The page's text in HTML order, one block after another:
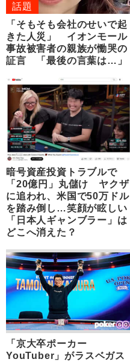
話題
「そもそも会社のせいで起
きた人災」 イオンモール
事故被害者の親族が慟哭の
証言 「最後の言葉は…」
暗号資産投資トラブルで
「20億円」丸儲け ヤクザ
に追われ、米国で50万ドル
を踏み倒し…笑顔が眩しい
「日本人ギャンブラー」は
どこへ消えた？
「京大卒ポーカー
YouTuber」がラスベガス